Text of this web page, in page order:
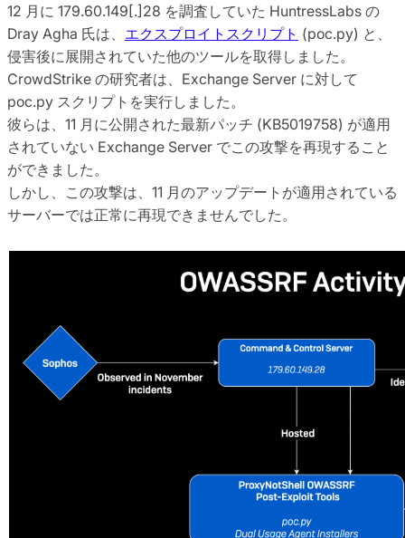
12 月に 179.60.149[.]28 を調査していた HuntressLabs の
Dray Agha 氏は、 エクスプロイトスクリプト (poc.py) と、
侵害後に展開されていた他のツールを取得しました。
CrowdStrike の研究者は、Exchange Server に対して
poc.py スクリプトを実行しました。
彼らは、11 月に公開された最新パッチ (KB5019758) が適用
されていない Exchange Server でこの攻撃を再現すること
ができました。
しかし、この攻撃は、11 月のアップデートが適用されている
サーバーでは正常に再現できませんでした。